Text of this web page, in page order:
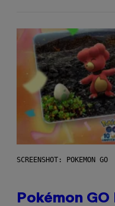
SCREENSHOT: POKEMON GO
Pokémon